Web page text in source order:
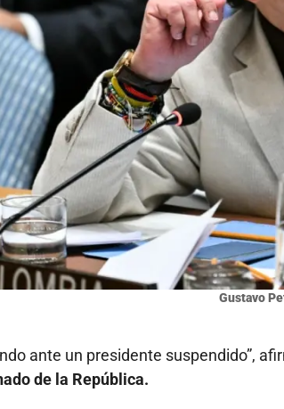
Gustavo
ante un presidente suspendido”,
de la República.